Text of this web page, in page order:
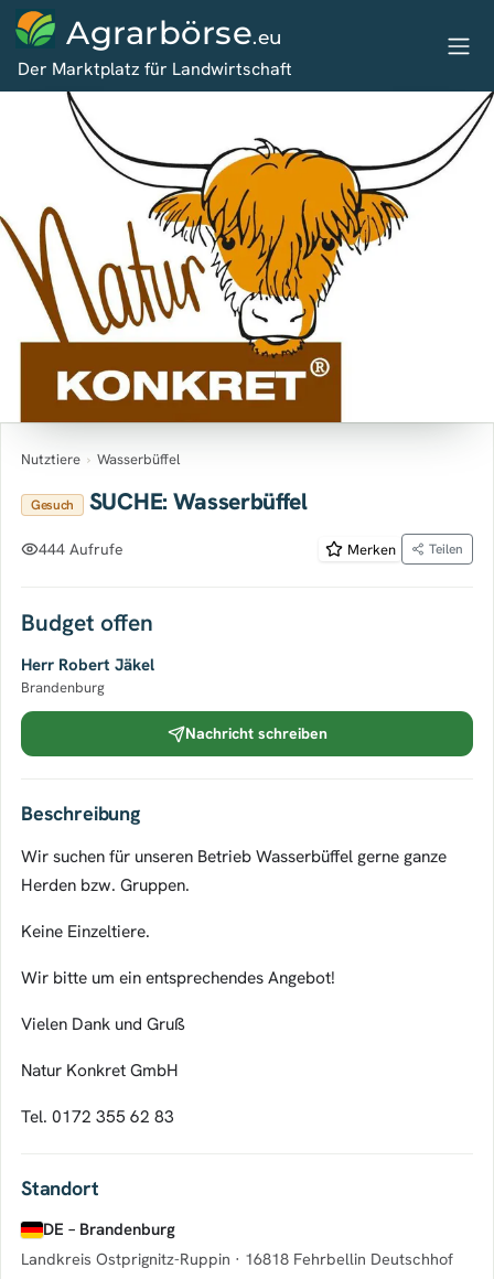
Agrarbörse.eu
Der Marktplatz für Landwirtschaft
Nutztiere › Wasserbüffel
Gesuch SUCHE: Wasserbüffel
444 Aufrufe Merken Teilen
Budget offen
Herr Robert Jäkel
Brandenburg
Nachricht schreiben
Beschreibung
Wir suchen für unseren Betrieb Wasserbüffel gerne ganze
Herden bzw. Gruppen.
Keine Einzeltiere.
Wir bitte um ein entsprechendes Angebot!
Vielen Dank und Gruß
Natur Konkret GmbH
Tel. 0172 355 62 83
Standort
DE – Brandenburg
Landkreis Ostprignitz-Ruppin · 16818 Fehrbellin Deutschhof